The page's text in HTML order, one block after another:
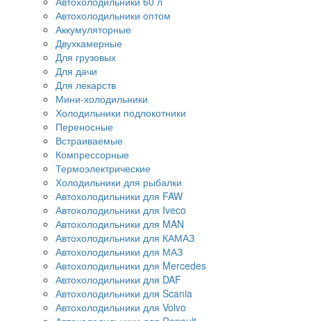
Автохолодильники оптом
Аккумуляторные
Двухкамерные
Для грузовых
Для дачи
Для лекарств
Мини-холодильники
Холодильники подлокотники
Переносные
Встраиваемые
Компрессорные
Термоэлектрические
Холодильники для рыбалки
Автохолодильники для FAW
Автохолодильники для Iveco
Автохолодильники для MAN
Автохолодильники для КАМАЗ
Автохолодильники для МАЗ
Автохолодильники для Mercedes
Автохолодильники для DAF
Автохолодильники для Scania
Автохолодильники для Volvo